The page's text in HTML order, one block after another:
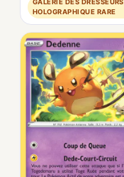
GALERIE DES DRESSEURS
HOLOGRAPHIQUE RARE